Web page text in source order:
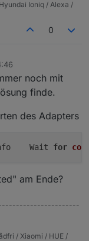
Ioniq / Alexa /
0
noch mit
finde.
des Adapters
	info	Wait
for
am Ende?
/ Xiaomi / HUE /